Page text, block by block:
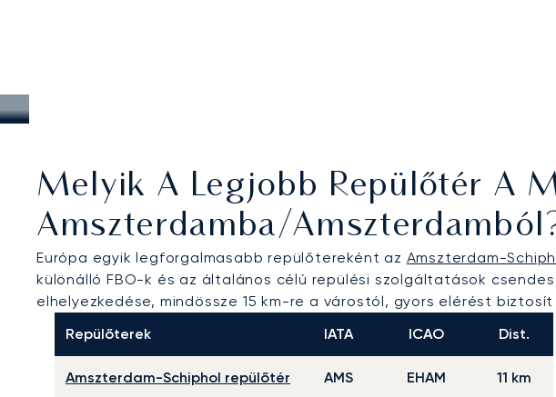
Melyik A Legjobb Repülőtér A
Amszterdamba/
Európa egyik legforgalmasabb repülőtereként az Amszterdam-
különálló FBO-k és az általános célú repülési szolgáltatások
elhelyezkedése, mindössze 15 km-re a várostól, gyors elérést
Repülőterek
IATA ICAO Dist.
Amszterdam-Schiphol repülőtér AMS EHAM 11 km